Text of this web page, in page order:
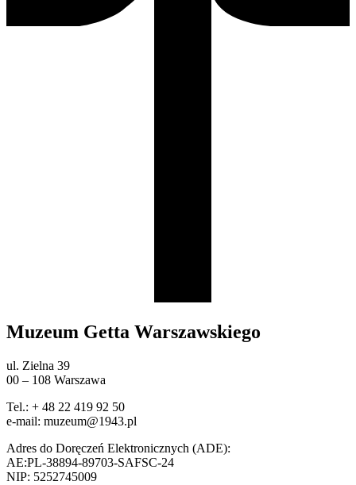
Muzeum Getta Warszawskiego
ul. Zielna 39
00 – 108 Warszawa
Tel.: + 48 22 419 92 50
e-mail: muzeum@1943.pl
Adres do Doręczeń Elektronicznych (ADE):
AE:PL-38894-89703-SAFSC-24
NIP: 5252745009